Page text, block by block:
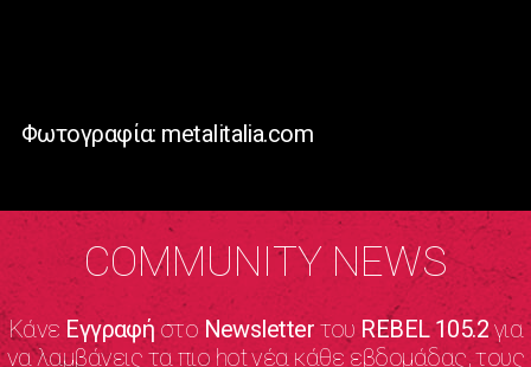
Φωτογραφία: metalitalia.com
COMMUNITY NEWS
Κάνε Εγγραφήστο NewsletterτουREBEL 105.2για
να λαμβάνεις τα πιο hot νέα κάθε εβδομάδας, τους